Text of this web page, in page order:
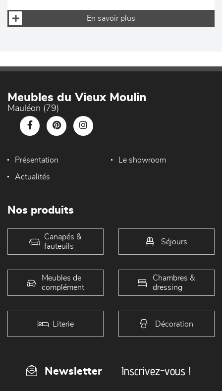
En savoir plus
Meubles du Vieux Moulin
Mauléon (79)
Présentation Le showroom
Actualités
Nos produits
Canapés &
fauteuils
Séjours
Meubles de
complément
Chambres &
dressing
Literie Décoration
Newsletter Inscrivez-vous !